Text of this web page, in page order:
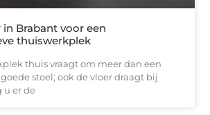
in Brabant voor een
thuiswerkplek
thuis vraagt om meer dan een
stoel; ook de vloer draagt bij
u er de